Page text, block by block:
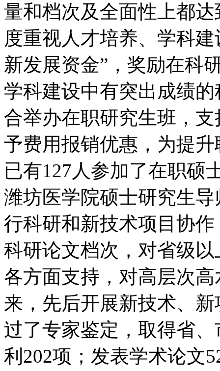
量和档次及全面性上都
度重视人才培养、学科
新发展资金”，奖励在科
学科建设中有突出成绩
合举办在职研究生班，
予费用报销优惠，为提
已有127人参加了在职硕
潍坊医学院硕士研究生
行科研和新技术项目协
科研论文档次，对省级
各方面支持，对高层次
来，先后开展新技术、
过了专家鉴定，取得省
利202项；发表学术论文